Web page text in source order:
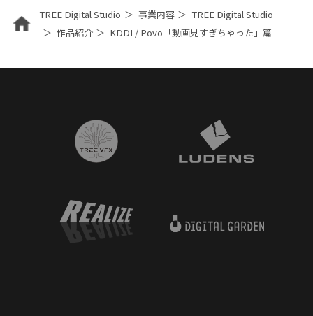
TREE Digital Studio 事業内容
TREE Digital Studio
作品紹介
KDDI / Povo「動画見すぎちゃった」篇